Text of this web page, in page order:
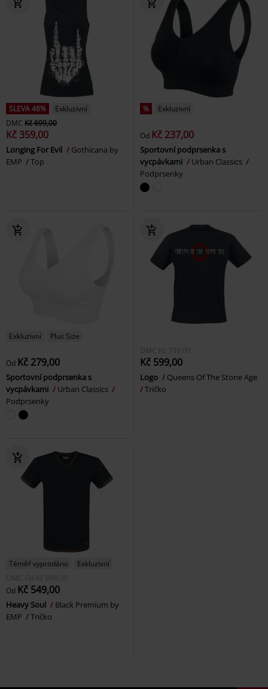
SLEVA 48%
Exkluzivní
DMC Kč 699,00
Kč 359,00
Longing For Evil
Gothicana by
EMP
Top
% Exkluzivní
Od Kč 237,00
Sportovní podprsenka s
vycpávkami
Urban Classics
Podprsenky
Exkluzivní Plus Size
Od Kč 279,00
Sportovní podprsenka s
vycpávkami
Urban Classics
Podprsenky
DMC Kč 799,00
Kč 599,00
Logo
Queens Of The Stone Age
Tričko
Téměř vyprodáno
Exkluzivní
DMC Od Kč 899,00
Od Kč 549,00
Heavy Soul
Black Premium by
EMP
Tričko